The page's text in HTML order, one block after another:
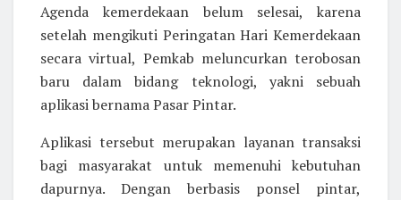
Agenda kemerdekaan belum selesai, karena
setelah mengikuti Peringatan Hari Kemerdekaan
secara virtual, Pemkab meluncurkan terobosan
baru dalam bidang teknologi, yakni sebuah
aplikasi bernama Pasar Pintar.
Aplikasi tersebut merupakan layanan transaksi
bagi masyarakat untuk memenuhi kebutuhan
dapurnya. Dengan berbasis ponsel pintar,